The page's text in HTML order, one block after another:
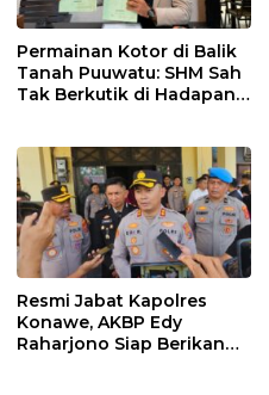
Permainan Kotor di Balik
Tanah Puuwatu: SHM Sah
Tak Berkutik di Hadapan
Resmi Jabat Kapolres
Konawe, AKBP Edy
Raharjono Siap Berikan